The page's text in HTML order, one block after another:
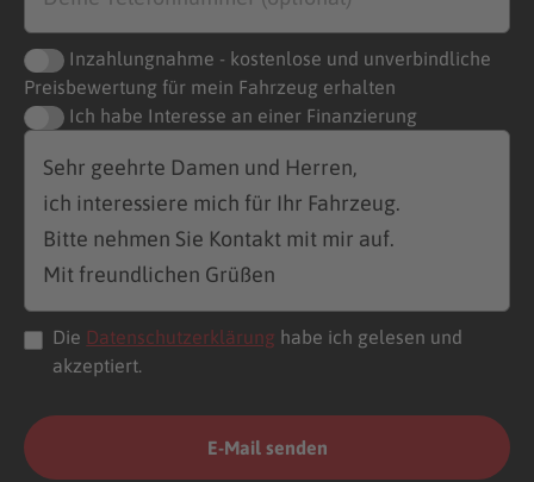
Inzahlungnahme - kostenlose und unverbindliche
Preisbewertung für mein Fahrzeug erhalten
Ich habe Interesse an einer Finanzierung
Die Datenschutzerklärung habe ich gelesen und
akzeptiert.